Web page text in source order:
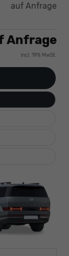
auf Anfrage
Anfrage
incl. 19% MwSt.